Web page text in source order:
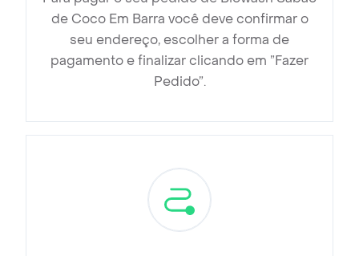
de Coco Em Barra você deve confirmar o
seu endereço, escolher a forma de
pagamento e finalizar clicando em ”Fazer
Pedido”.